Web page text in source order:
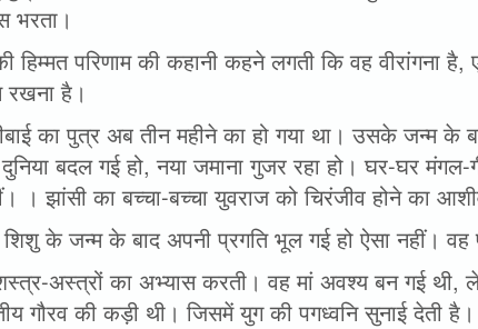
भरता।
हिम्मत परिणाम की कहानी कहने लगती कि वह वीरांगना
रखना है।
का पुत्र अब तीन महीने का हो गया था। उसके जन्म के
बदल गई हो, नया जमाना गुजर रहा हो। घर-घर
। झांसी का बच्चा-बच्चा युवराज को चिरंजीव होने का
शिशु के जन्म के बाद अपनी प्रगति भूल गई हो ऐसा नहीं। वह
अस्त्रों का अभ्यास करती। वह मां अवश्य बन गई थी,
गौरव की कड़ी थी। जिसमें युग की पगध्वनि सुनाई देती है।